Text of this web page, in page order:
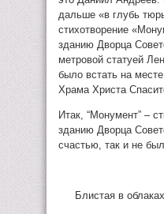
дальше «в глубь
стихотворение
зданию Дворца
метровой статуей
было встать на
Храма Христа
Итак, “Монумент” –
зданию Дворца
счастью, так и не
Блистая в